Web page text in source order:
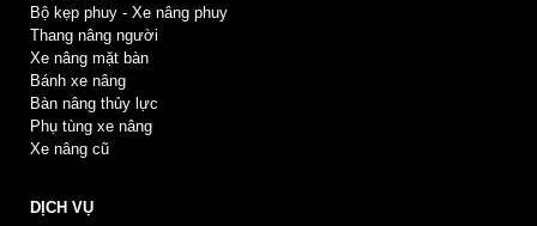
Bộ kẹp phuy - Xe nâng phuy
Thang nâng người
Xe nâng mặt bàn
Bánh xe nâng
Bàn nâng thủy lực
Phụ tùng xe nâng
Xe nâng cũ
DỊCH VỤ